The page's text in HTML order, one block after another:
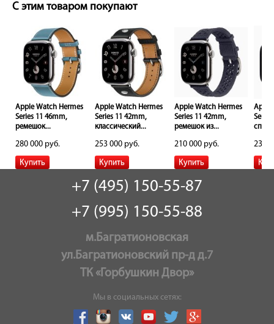
С этим товаром покупают
Apple Watch Hermes
Series 11 46mm,
ремешок...
280 000 руб.
Apple Watch Hermes
Series 11 42mm,
классический...
253 000 руб.
Apple Watch Hermes
Series 11 42mm,
ремешок из...
210 000 руб.
Apple
233
+7 (495) 150-55-87
+7 (995) 150-55-88
м.Багратионовская
ул.Багратионовский пр-д д.7
ТК «Горбушкин Двор»
Мы в социальных сетях: